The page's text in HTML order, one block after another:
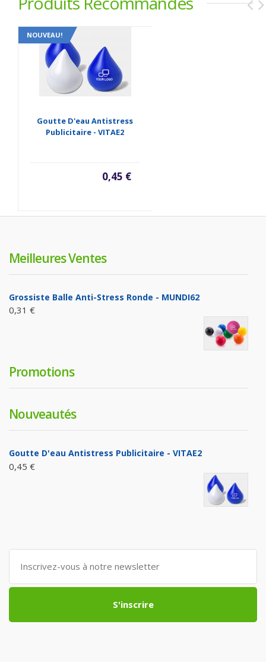
NOUVEAU!
Goutte D'eau Antistress
Publicitaire - VITAE2
0,45 €
Meilleures Ventes
Grossiste Balle Anti-Stress Ronde - MUNDI62
0,31 €
Promotions
Nouveautés
Goutte D'eau Antistress Publicitaire - VITAE2
0,45 €
S'inscrire